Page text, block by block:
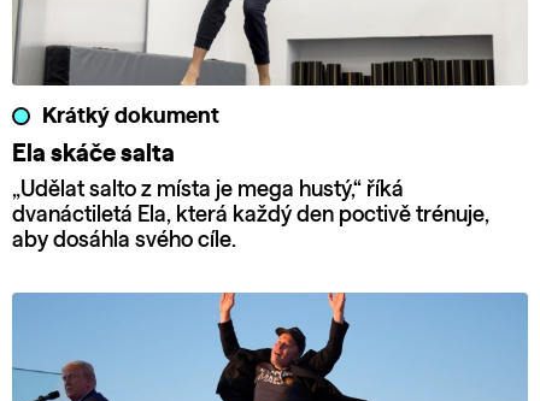
Krátký dokument
Ela skáče salta
„Udělat salto z místa je mega hustý,“ říká
dvanáctiletá Ela, která každý den poctivě trénuje,
aby dosáhla svého cíle.